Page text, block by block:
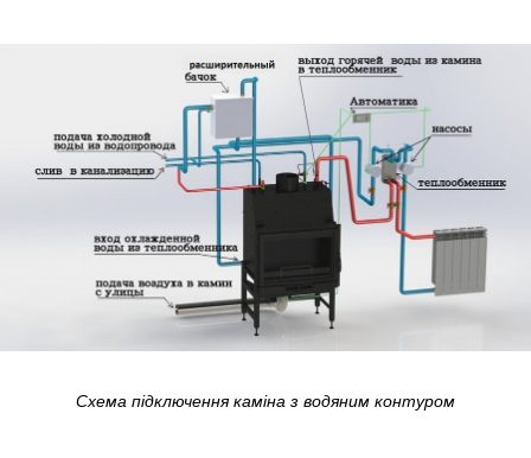
Схема підключення каміна з водяним контуром